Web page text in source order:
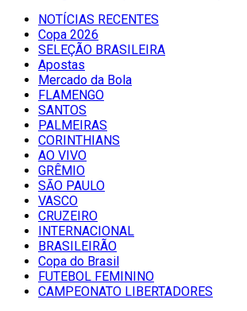
NOTÍCIAS RECENTES
Copa 2026
SELEÇÃO BRASILEIRA
Apostas
Mercado da Bola
FLAMENGO
SANTOS
PALMEIRAS
CORINTHIANS
AO VIVO
GRÊMIO
SĀO PAULO
VASCO
CRUZEIRO
INTERNACIONAL
BRASILEIRÃO
Copa do Brasil
FUTEBOL FEMININO
CAMPEONATO LIBERTADORES